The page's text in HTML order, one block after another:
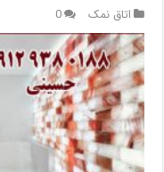
اتاق نمک 0